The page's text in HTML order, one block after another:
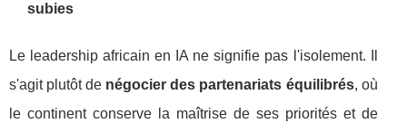
subies
Le leadership africain en IA ne signifie pas l'isolement. Il
s'agit plutôt de négocier des partenariats équilibrés, où
le continent conserve la maîtrise de ses priorités et de